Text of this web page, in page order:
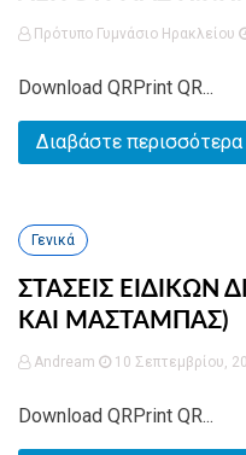
Πρότυπο Γυμνάσιο Ηρακλείου
Download QRPrint QR...
Διαβάστε περισσότερα
Γενικά
ΣΤΑΣΕΙΣ
ΚΑΙ ΜΑΣΤΑΜΠΑΣ)
Andream 10 Σεπτεμβρίου,
Download QRPrint QR...